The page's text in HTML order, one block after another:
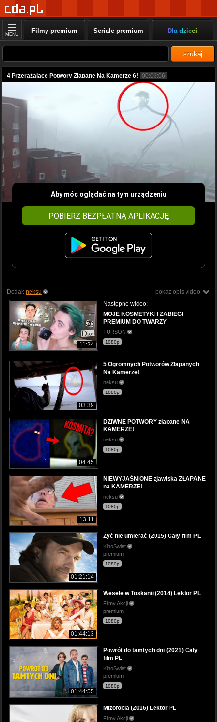
MENU Filmy premium Seriale premium Dla dzieci
szukaj
4 Przerażające Potwory Złapane Na Kamerze 6! 00:03:06
Aby móc oglądać na tym urządzeniu
POBIERZ BEZPŁATNĄ APLIKACJĘ
pokaż opis video
Dodał: neksu
11:24
Następne wideo:
MOJE KOSMETYKI I ZABIEGI
PREMIUM DO TWARZY
TURSON
1080p
03:39
5 Ogromnych Potworów Złapanych
Na Kamerze!
neksu
1080p
04:45
DZIWNE POTWORY złapane NA
KAMERZE!
neksu
1080p
13:11
NIEWYJAŚNIONE zjawiska ZŁAPANE
na KAMERZE!
neksu
1080p
01:21:14
Żyć nie umierać (2015) Cały film PL
KinoSwiat
premium
1080p
01:44:13
Wesele w Toskanii (2014) Lektor PL
Filmy Akcji
premium
1080p
01:44:55
Powrót do tamtych dni (2021) Cały
film PL
KinoSwiat
premium
1080p
Mizofobia (2016) Lektor PL
Filmy Akcji